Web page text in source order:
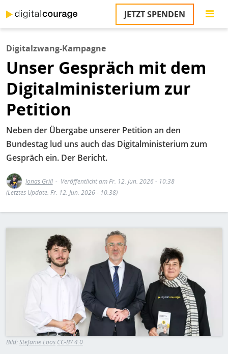
zum
Inhalt
JETZT SPENDEN
Digitalzwang-Kampagne
Unser Gespräch mit dem
Digitalministerium zur
Petition
Neben der Übergabe unserer Petition an den
Bundestag lud uns auch das Digitalministerium zum
Gespräch ein. Der Bericht.
Jonas Grill
Veröffentlicht am Fr. 12. Jun. 2026 - 10:38
(Letztes Update: Fr. 12. Jun. 2026 - 10:38)
Bild
Bild:Stefanie Loos CC-BY 4.0